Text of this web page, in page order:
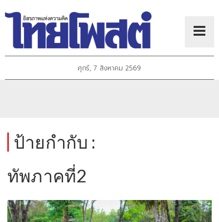
ศุกร์, 7 สิงหาคม 2569
ป้ายกำกับ :
ทัพภาคที่2